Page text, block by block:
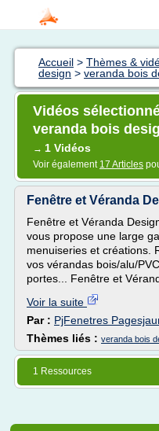
Accueil > Thèmes &
design > veranda bois
Vidéos
veranda bois
→ 1 Vidéos
Voir également 17 Articles
Fenêtre et Véranda
Fenêtre et Véranda
vous propose une large
menuiseries et créations.
vos vérandas bois/alu/
portes... Fenêtre et
Voir la suite
Par : PjFenetres
Thèmes liés : veranda bois
1 Ressources